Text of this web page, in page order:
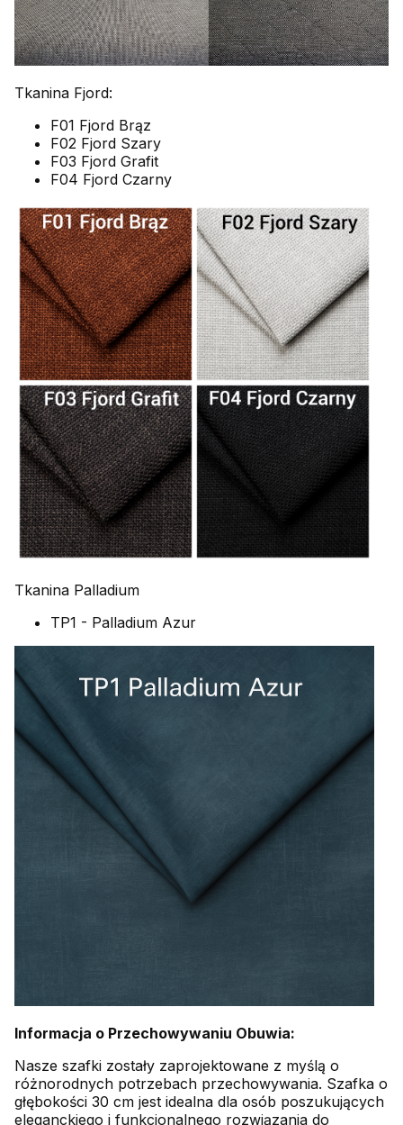
Tkanina Fjord:
F01 Fjord Brąz
F02 Fjord Szary
F03 Fjord Grafit
F04 Fjord Czarny
Tkanina Palladium
TP1 - Palladium Azur
Informacja o Przechowywaniu Obuwia:
Nasze szafki zostały zaprojektowane z myślą o
różnorodnych potrzebach przechowywania. Szafka o
głębokości 30 cm jest idealna dla osób poszukujących
eleganckiego i funkcjonalnego rozwiązania do